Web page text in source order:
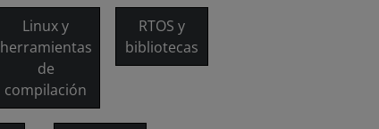
Linux y
herramientas
de
compilación
RTOS y
bibliotecas